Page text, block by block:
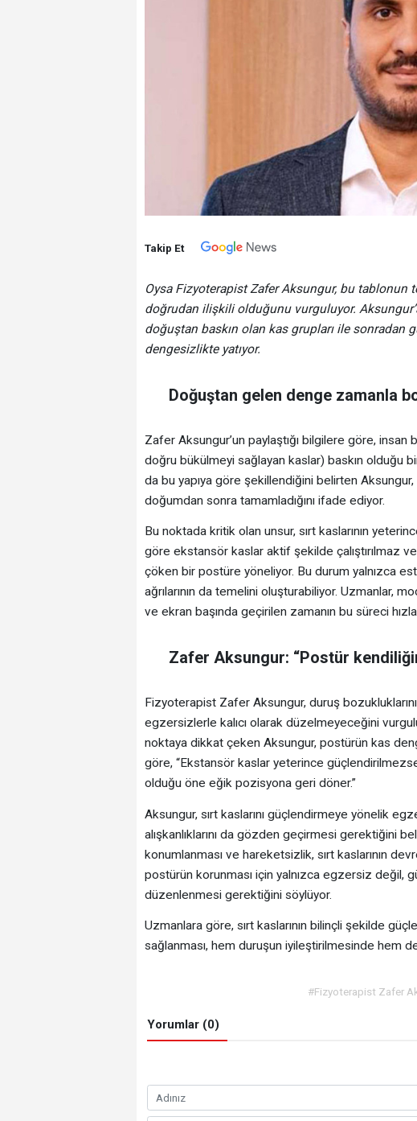
Takip Et
Oysa Fizyoterapist Zafer Aksungur, bu tablonun
doğrudan ilişkili olduğunu vurguluyor.
doğuştan baskın olan kas grupları ile sonradan
dengesizlikte yatıyor.
Doğuştan gelen denge zamanla
Zafer Aksungur’un paylaştığı bilgilere göre,
doğru bükülmeyi sağlayan kaslar) baskın olduğu
da bu yapıya göre şekillendiğini belirten Aksungur,
doğumdan sonra tamamladığını ifade ediyor.
Bu noktada kritik olan unsur, sırt kaslarının
göre ekstansör kaslar aktif şekilde çalıştırılmaz
çöken bir postüre yöneliyor. Bu durum yalnızca
ağrılarının da temelini oluşturabiliyor. Uzmanlar,
ve ekran başında geçirilen zamanın bu süreci
Zafer Aksungur: “Postür
Fizyoterapist Zafer Aksungur, duruş
egzersizlerle kalıcı olarak düzelmeyeceğini
noktaya dikkat çeken Aksungur, postürün kas
göre, “Ekstansör kaslar yeterince
olduğu öne eğik pozisyona geri döner.”
Aksungur, sırt kaslarını güçlendirmeye yönelik
alışkanlıklarını da gözden geçirmesi gerektiğini
konumlanması ve hareketsizlik, sırt kaslarının
postürün korunması için yalnızca egzersiz değil,
düzenlenmesi gerektiğini söylüyor.
Uzmanlara göre, sırt kaslarının bilinçli şekilde
sağlanması, hem duruşun iyileştirilmesinde hem
#Fizyoterapist Zafer
Yorumlar (0)